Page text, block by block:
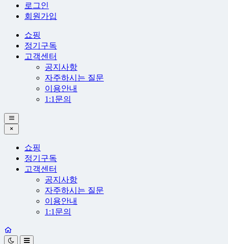
로그인
회원가입
쇼핑
정기구독
고객센터
공지사항
자주하시는 질문
이용안내
1:1문의
쇼핑
정기구독
고객센터
공지사항
자주하시는 질문
이용안내
1:1문의